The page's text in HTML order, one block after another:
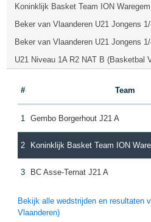
Koninklijk Basket Team ION
Beker van Vlaanderen U21 Jongens
Beker van Vlaanderen U21 Jongens
U21 Niveau 1A R2 NAT B (Basketbal
# Team
1 Gembo Borgerhout J21 A
2 Koninklijk Basket Team ION
3 BC Asse-Ternat J21 A
Bekijk alle wedstrijden en resultaten
Vlaanderen)